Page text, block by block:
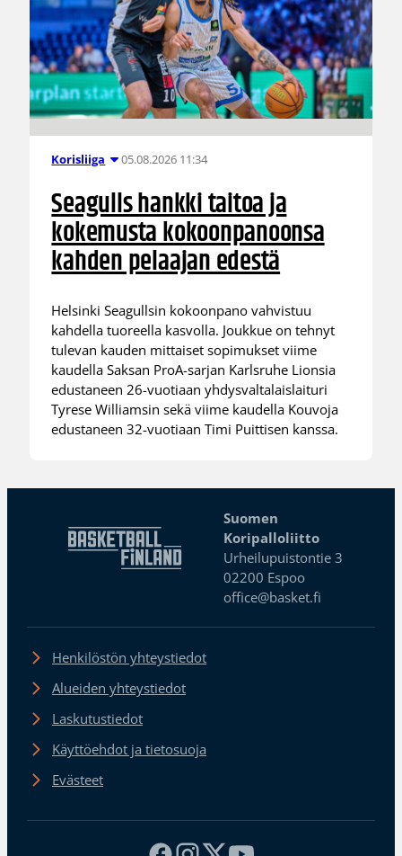
Korisliiga 05.08.2026 11:34
Seagulls hankki taitoa ja
kokemusta kokoonpanoonsa
kahden pelaajan edestä
Helsinki Seagullsin kokoonpano vahvistuu
kahdella tuoreella kasvolla. Joukkue on tehnyt
tulevan kauden mittaiset sopimukset viime
kaudella Saksan ProA-sarjan Karlsruhe Lionsia
edustaneen 26-vuotiaan yhdysvaltalaislaituri
Tyrese Williamsin sekä viime kaudella Kouvoja
edustaneen 32-vuotiaan Timi Puittisen kanssa.
Suomen
Koripalloliitto
Urheilupuistontie 3
02200 Espoo
office@basket.fi
Henkilöstön yhteystiedot
Alueiden yhteystiedot
Laskutustiedot
Käyttöehdot ja tietosuoja
Evästeet